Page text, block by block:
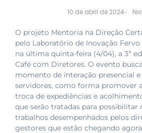
10 de abril de 2024-
O projeto Mentoria na Direção
pelo Laboratório de Inovação Fervo
na última quinta-feira (4/04), a 3ª
Café com Diretores. O evento
momento de interação presencial
servidores, como forma promover
troca de expediências e
que serão tratadas para possibilitar
trabalhos desempenhados pelos
gestores que estão chegando